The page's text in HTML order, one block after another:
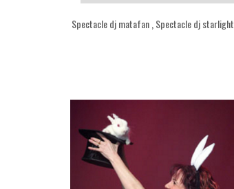
Spectacle dj matafan Spectacle dj starlight